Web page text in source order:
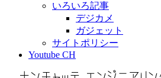
いろいろ記事
デジカメ
ガジェット
サイトポリシー
Youtube CH